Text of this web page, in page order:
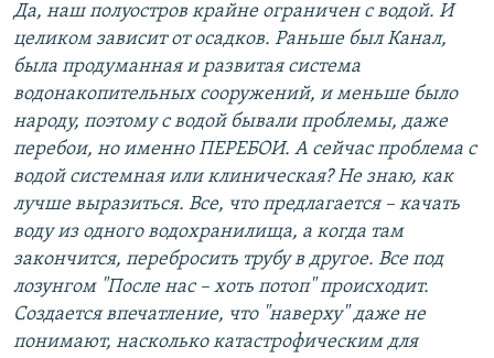
Да, наш полуостров крайне ограничен с водой. И
целиком зависит от осадков. Раньше был Канал,
была продуманная и развитая система
водонакопительных сооружений, и меньше было
народу, поэтому с водой бывали проблемы, даже
перебои, но именно ПЕРЕБОИ. А сейчас проблема с
водой системная или клиническая? Не знаю, как
лучше выразиться. Все, что предлагается – качать
воду из одного водохранилища, а когда там
закончится, перебросить трубу в другое. Все под
лозунгом "После нас – хоть потоп" происходит.
Создается впечатление, что "наверху" даже не
понимают, насколько катастрофическим для